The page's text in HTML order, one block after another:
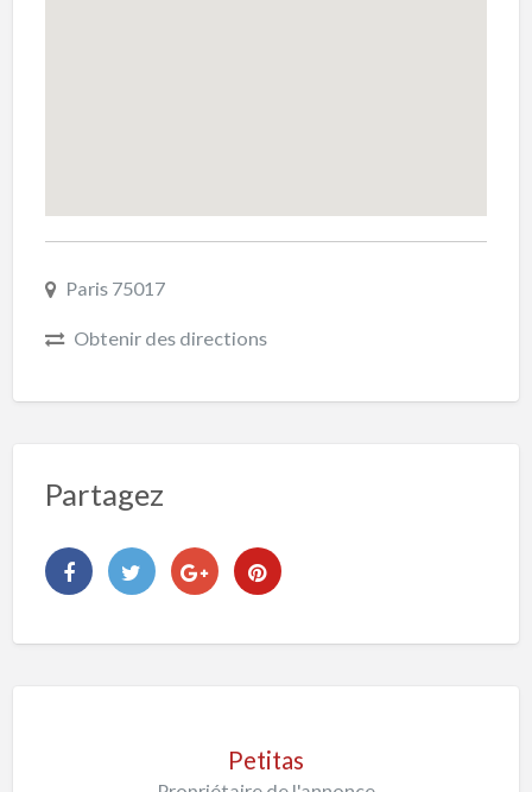
Paris 75017
Obtenir des directions
Partagez
Petitas